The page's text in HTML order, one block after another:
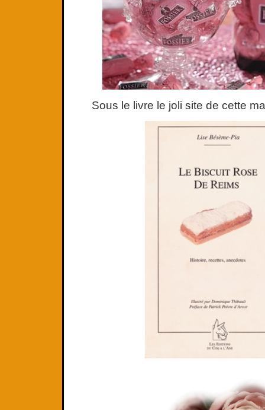
Sous le livre le joli site de cette